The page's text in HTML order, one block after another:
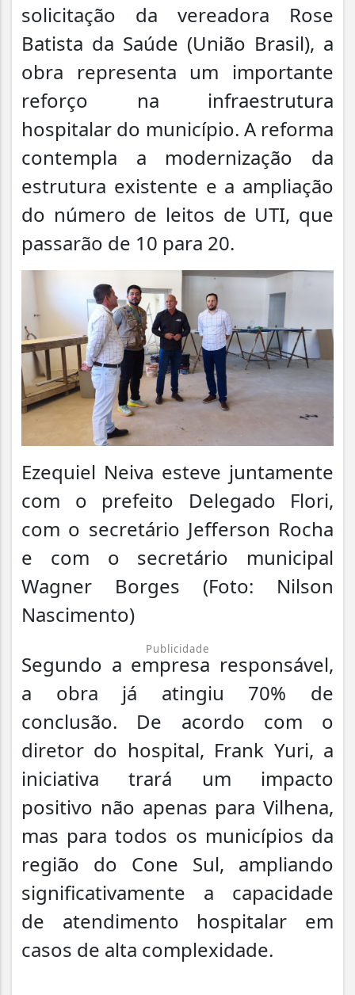
solicitação da vereadora Rose
Batista da Saúde (União Brasil), a
obra representa um importante
reforço na infraestrutura
hospitalar do município. A reforma
contempla a modernização da
estrutura existente e a ampliação
do número de leitos de UTI, que
passarão de 10 para 20.
Ezequiel Neiva esteve juntamente
com o prefeito Delegado Flori,
com o secretário Jefferson Rocha
e com o secretário municipal
Wagner Borges (Foto: Nilson
Nascimento)
Publicidade
Segundo a empresa responsável,
a obra já atingiu 70% de
conclusão. De acordo com o
diretor do hospital, Frank Yuri, a
iniciativa trará um impacto
positivo não apenas para Vilhena,
mas para todos os municípios da
região do Cone Sul, ampliando
significativamente a capacidade
de atendimento hospitalar em
casos de alta complexidade.